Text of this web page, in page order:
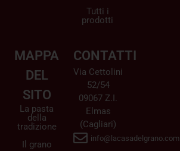
Tutti i
prodotti
MAPPA
DEL
SITO
La pasta
della
tradizione
Il grano
CONTATTI
Via Cettolini
52/54
09067 Z.I.
Elmas
(Cagliari)
info@lacasadelgrano.com